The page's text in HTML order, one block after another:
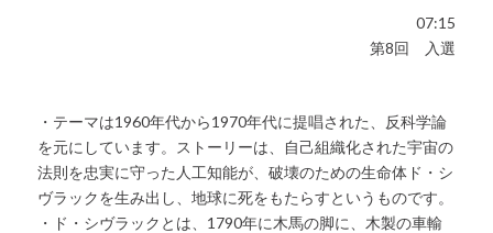
07:15
第8回 入選
・テーマは1960年代から1970年代に提唱された、反科学論
を元にしています。ストーリーは、自己組織化された宇宙の
法則を忠実に守った人工知能が、破壊のための生命体ド・シ
ヴラックを生み出し、地球に死をもたらすというものです。
・ド・シヴラックとは、1790年に木馬の脚に、木製の車輸